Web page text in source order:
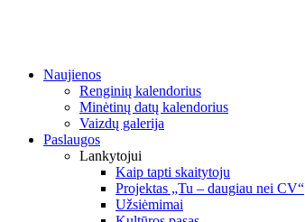
Naujienos
Renginių kalendorius
Minėtinų datų kalendorius
Vaizdų galerija
Paslaugos
Lankytojui
Kaip tapti skaitytoju
Projektas „Tu – daugiau nei CV“
Užsiėmimai